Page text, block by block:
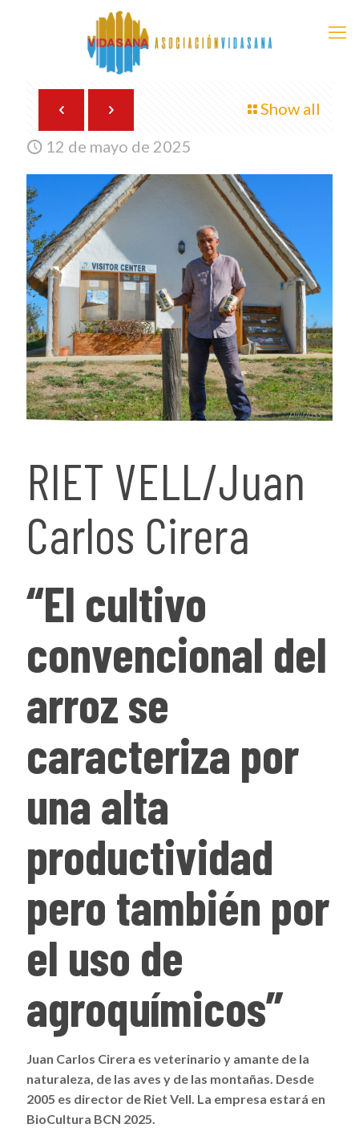
Show all
12 de mayo de 2025
RIET VELL/Juan
Carlos Cirera
“El cultivo
convencional del
arroz se
caracteriza por
una alta
productividad
pero también por
el uso de
agroquímicos”
Juan Carlos Cirera es veterinario y amante de la
naturaleza, de las aves y de las montañas. Desde
2005 es director de Riet Vell. La empresa estará en
BioCultura BCN 2025.